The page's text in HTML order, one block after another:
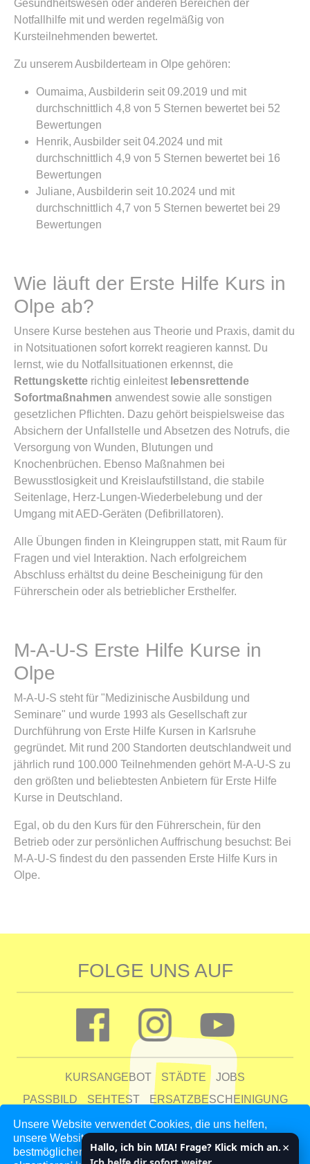
Unsere Website verwendet Cookies, die uns helfen,
unsere Website zu verbessern und unseren Kunden den
bestmöglichen Service zu bieten. Indem du auf 'Auswahl
Gesundheitswesen oder anderen Bereichen der
Notfallhilfe mit und werden regelmäßig von
Kursteilnehmenden bewertet.
Zu unserem Ausbilderteam in Olpe gehören:
Oumaima, Ausbilderin seit 09.2019 und mit
durchschnittlich 4,8 von 5 Sternen bewertet bei 52
Bewertungen
Henrik, Ausbilder seit 04.2024 und mit
durchschnittlich 4,9 von 5 Sternen bewertet bei 16
Bewertungen
Juliane, Ausbilderin seit 10.2024 und mit
durchschnittlich 4,7 von 5 Sternen bewertet bei 29
Bewertungen
Wie läuft der Erste Hilfe Kurs in
Olpe ab?
Unsere Kurse bestehen aus Theorie und Praxis, damit du
in Notsituationen sofort korrekt reagieren kannst. Du
lernst, wie du Notfallsituationen erkennst, die
Rettungskette richtig einleitest lebensrettende
Sofortmaßnahmen anwendest sowie alle sonstigen
gesetzlichen Pflichten. Dazu gehört beispielsweise das
Absichern der Unfallstelle und Absetzen des Notrufs, die
Versorgung von Wunden, Blutungen und
Knochenbrüchen. Ebenso Maßnahmen bei
Bewusstlosigkeit und Kreislaufstillstand, die stabile
Seitenlage, Herz-Lungen-Wiederbelebung und der
Umgang mit AED-Geräten (Defibrillatoren).
Alle Übungen finden in Kleingruppen statt, mit Raum für
Fragen und viel Interaktion. Nach erfolgreichem
Abschluss erhältst du deine Bescheinigung für den
Führerschein oder als betrieblicher Ersthelfer.
M-A-U-S Erste Hilfe Kurse in
Olpe
M-A-U-S steht für "Medizinische Ausbildung und
Seminare" und wurde 1993 als Gesellschaft zur
Durchführung von Erste Hilfe Kursen in Karlsruhe
gegründet. Mit rund 200 Standorten deutschlandweit und
jährlich rund 100.000 Teilnehmenden gehört M-A-U-S zu
den größten und beliebtesten Anbietern für Erste Hilfe
Kurse in Deutschland.
Egal, ob du den Kurs für den Führerschein, für den
Betrieb oder zur persönlichen Auffrischung besuchst: Bei
M-A-U-S findest du den passenden Erste Hilfe Kurs in
Olpe.
FOLGE UNS AUF
KURSANGEBOT STÄDTE
JOBS
PASSBILD
SEHTEST
ERSATZBESCHEINIGUNG
UNTERNEHMEN
DATENSCHUTZ
IMPRESSUM
Hallo, ich bin MIA! Frage? Klick mich an. ×